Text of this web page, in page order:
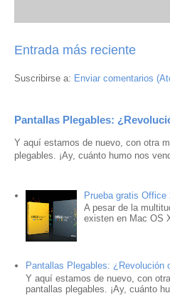
Entrada más reciente
Suscribirse a: Enviar comentarios
Pantallas Plegables:
Y aquí estamos de nuevo, con otra
plegables. ¡Ay, cuánto humo nos
Prueba gratis Office
A pesar de la
existen en Mac OS
Pantallas Plegables: ¿Revolución
Y aquí estamos de nuevo, con
pantallas plegables. ¡Ay, cuánto